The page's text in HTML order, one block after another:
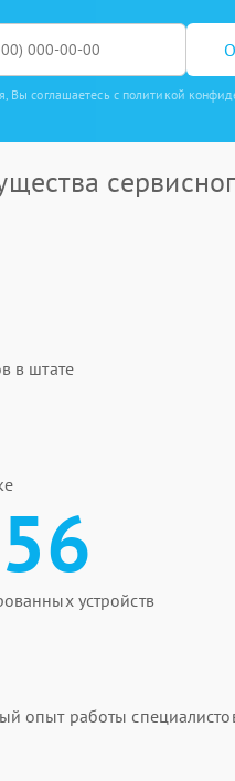
Вы соглашаетесь с политикой
в штате
устройств
опыт работы